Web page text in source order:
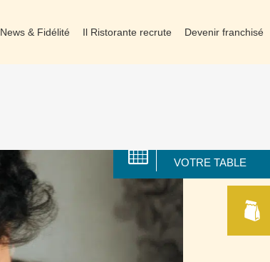
News & Fidélité Il Ristorante recrute Devenir franchisé
VOTRE TABLE